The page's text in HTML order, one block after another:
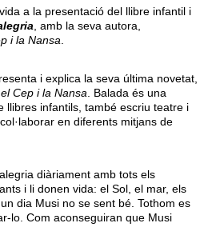
a la presentació del llibre infantil i
, amb la seva autora,
i la Nansa.
i explica la seva última novetat,
el Cep i la Nansa. Balada és una
llibres infantils, també escriu teatre i
en diferents mitjans de
diàriament amb tots els
i li donen vida: el Sol, el mar, els
dia Musi no se sent bé. Tothom es
lo. Com aconseguiran que Musi